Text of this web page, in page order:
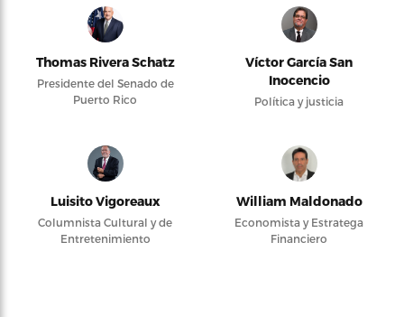
Thomas Rivera Schatz
Presidente del Senado de
Puerto Rico
Víctor García San
Inocencio
Política y justicia
Luisito Vigoreaux
Columnista Cultural y de
Entretenimiento
William Maldonado
Economista y Estratega
Financiero